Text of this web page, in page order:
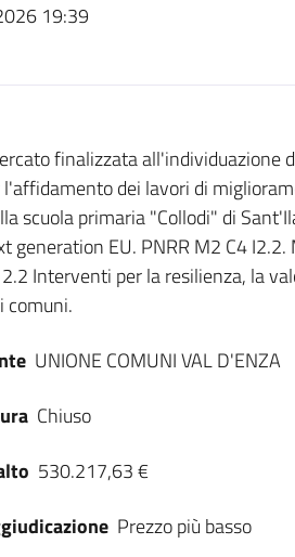
19:39
finalizzata all'individuazione
l'affidamento dei lavori di
scuola primaria "Collodi" di
generation EU. PNRR M2 C4
Interventi per la resilienza, la
comuni.
UNIONE COMUNI VAL D'ENZA
Chiuso
530.217,63 €
Prezzo più basso